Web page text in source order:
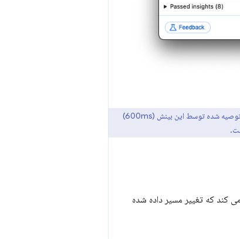
(800 ms) بیشتر از زمان پاسخگویی سرور توصیه شده توسط این بینش (600ms)
کند که تغییر مسیر داده شده